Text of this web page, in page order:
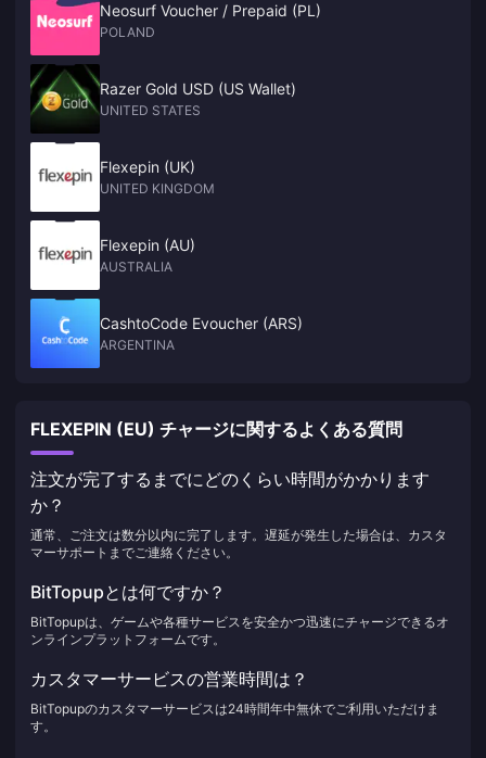
Neosurf Voucher / Prepaid (PL)
POLAND
Razer Gold USD (US Wallet)
UNITED STATES
Flexepin (UK)
UNITED KINGDOM
Flexepin (AU)
AUSTRALIA
CashtoCode Evoucher (ARS)
ARGENTINA
FLEXEPIN (EU) チャージに関するよくある質問
注文が完了するまでにどのくらい時間がかかります
か？
通常、ご注文は数分以内に完了します。遅延が発生した場合は、カスタ
マーサポートまでご連絡ください。
BitTopupとは何ですか？
BitTopupは、ゲームや各種サービスを安全かつ迅速にチャージできるオ
ンラインプラットフォームです。
カスタマーサービスの営業時間は？
BitTopupのカスタマーサービスは24時間年中無休でご利用いただけま
す。